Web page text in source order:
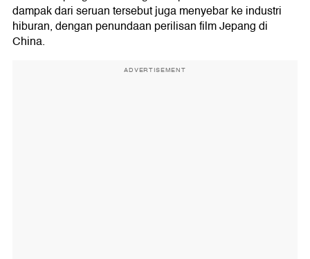
dampak dari seruan tersebut juga menyebar ke industri
hiburan, dengan penundaan perilisan film Jepang di
China.
ADVERTISEMENT